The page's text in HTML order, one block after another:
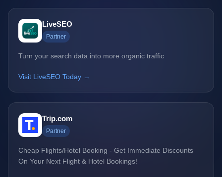
LiveSEO
Partner
Turn your search data into more organic traffic
Visit LiveSEO Today →
Trip.com
Partner
Cheap Flights/Hotel Booking - Get Immediate Discounts
On Your Next Flight & Hotel Bookings!